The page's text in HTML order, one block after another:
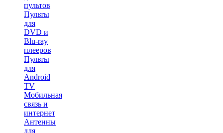
пультов
Пульты
для
DVD и
Blu-ray
плееров
Пульты
для
Android
TV
Мобильная
связь и
интернет
Антенны
для